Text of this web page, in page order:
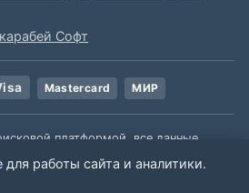
Софт
Mastercard МИР
платформой, все данные,
из открытых источников. Мы не
содержимое данной информации.
работы сайта и аналитики.